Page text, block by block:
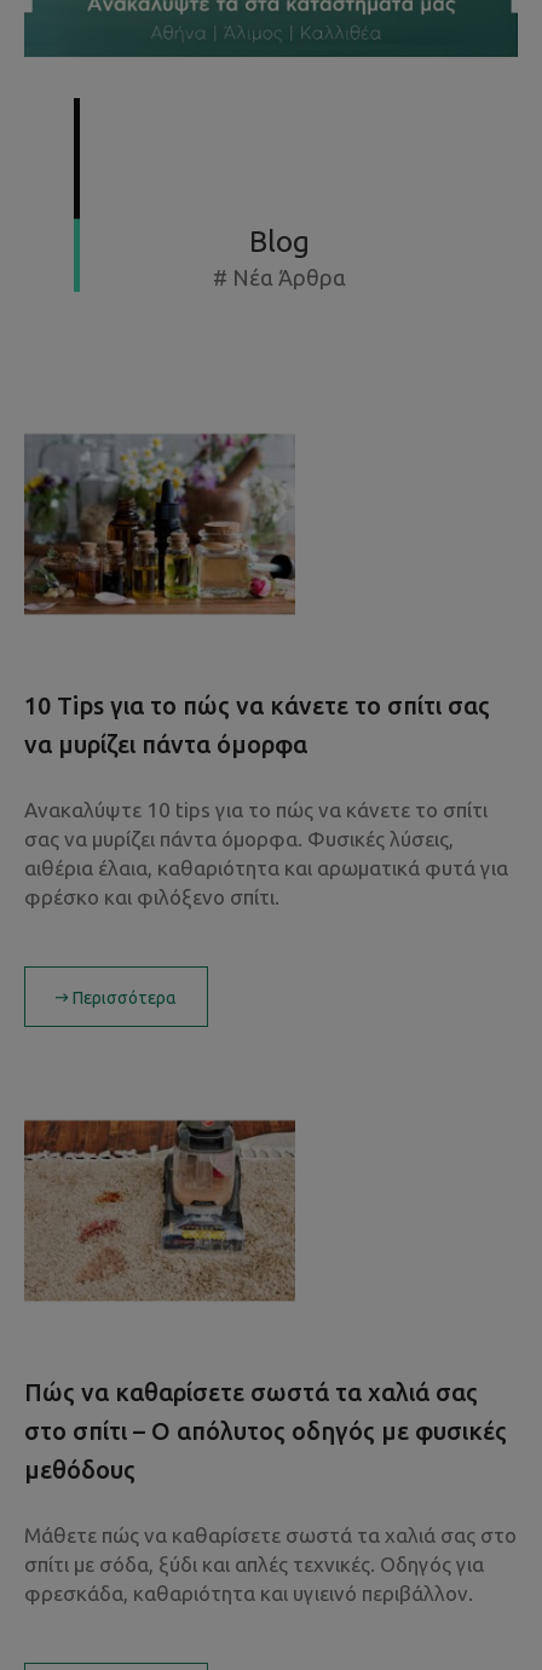
Blog
# Νέα Άρθρα
10 Tips για το πώς να κάνετε το σπίτι σας
να μυρίζει πάντα όμορφα
Ανακαλύψτε 10 tips για το πώς να κάνετε το σπίτι
σας να μυρίζει πάντα όμορφα. Φυσικές λύσεις,
αιθέρια έλαια, καθαριότητα και αρωματικά φυτά για
φρέσκο και φιλόξενο σπίτι.
Περισσότερα
Πώς να καθαρίσετε σωστά τα χαλιά σας
στο σπίτι – Ο απόλυτος οδηγός με φυσικές
μεθόδους
Μάθετε πώς να καθαρίσετε σωστά τα χαλιά σας στο
σπίτι με σόδα, ξύδι και απλές τεχνικές. Οδηγός για
φρεσκάδα, καθαριότητα και υγιεινό περιβάλλον.